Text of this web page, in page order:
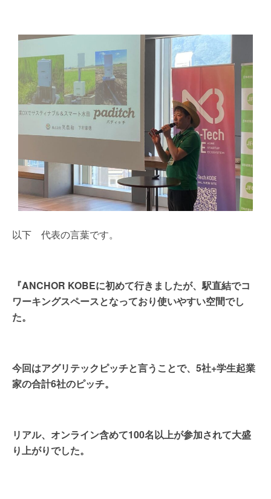
以下 代表の言葉です。
『ANCHOR KOBEに初めて行きましたが、駅直結でコ
ワーキングスペースとなっており使いやすい空間でし
た。
今回はアグリテックピッチと言うことで、5社+学生起業
家の合計6社のピッチ。
リアル、オンライン含めて100名以上が参加されて大盛
り上がりでした。